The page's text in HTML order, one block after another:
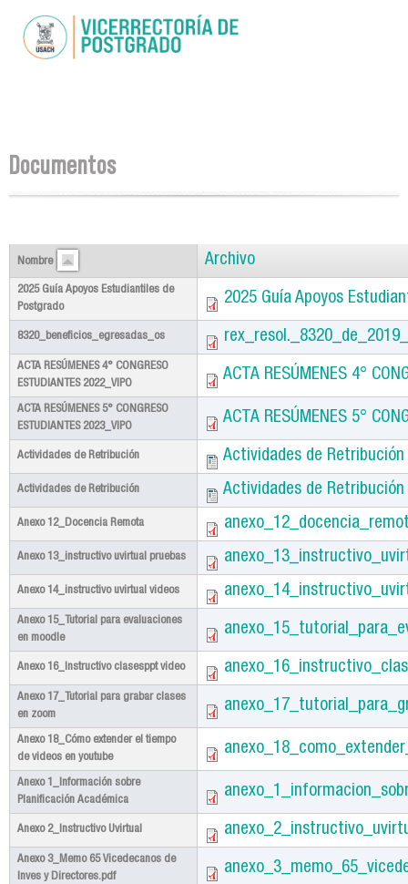
contenido
Se encuentra usted aquí
Documentos
Nombre Archivo
2025 Guía Apoyos Estudiantiles de
Postgrado
2025 Guía Apoyos
8320_beneficios_egresadas_os
ACTA RESÚMENES 4° CONGRESO
ESTUDIANTES 2022_VIPO
ACTA RESÚMENES 4°
ACTA RESÚMENES 5° CONGRESO
ESTUDIANTES 2023_VIPO
ACTA RESÚMENES 5°
Actividades de Retribución Actividades de Retribución
Actividades de Retribución Actividades de Retribución
Anexo 12_Docencia Remota
Anexo 13_instructivo uvirtual pruebas
Anexo 14_instructivo uvirtual videos
Anexo 15_Tutorial para evaluaciones
en moodle
Anexo 16_Instructivo clasesppt video
Anexo 17_Tutorial para grabar clases
en zoom
Anexo 18_Cómo extender el tiempo
de videos en youtube
Anexo 1_Información sobre
Planificación Académica
Anexo 2_Instructivo Uvirtual
Anexo 3_Memo 65 Vicedecanos de
Inves y Directores.pdf